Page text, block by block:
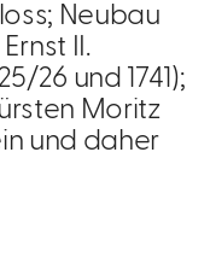
Neubau
II.
26 und 1741);
Moritz
und daher